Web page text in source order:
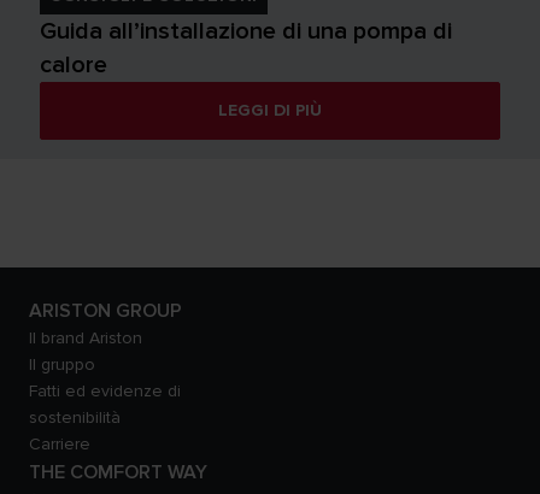
Guida all’installazione di una pompa di
calore
LEGGI DI PIÙ
ARISTON GROUP
Il brand Ariston
Il gruppo
Fatti ed evidenze di
sostenibilità
Carriere
THE COMFORT WAY